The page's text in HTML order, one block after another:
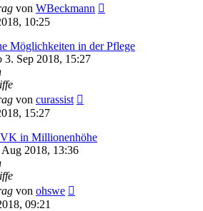
von WBeckmann
10:25
Möglichkeiten in der Pflege
3. Sep 2018, 15:27
von curassist
15:27
in Millionenhöhe
2018, 13:36
von ohswe
09:21